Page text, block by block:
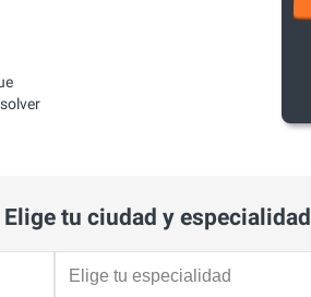
Elige tu ciudad y especialidad